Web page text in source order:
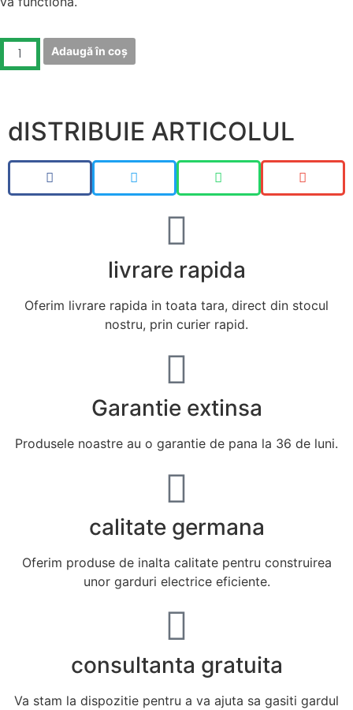
Adaugă în coș
dISTRIBUIE ARTICOLUL
livrare rapida
Oferim livrare rapida in toata tara, direct din stocul
nostru, prin curier rapid.
Garantie extinsa
Produsele noastre au o garantie de pana la 36 de luni.
calitate germana
Oferim produse de inalta calitate pentru construirea
unor garduri electrice eficiente.
consultanta gratuita
Va stam la dispozitie pentru a va ajuta sa gasiti gardul